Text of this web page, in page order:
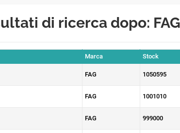
di ricerca dopo: FAG
Marca Stock
FAG 1050595
FAG 1001010
FAG 999000